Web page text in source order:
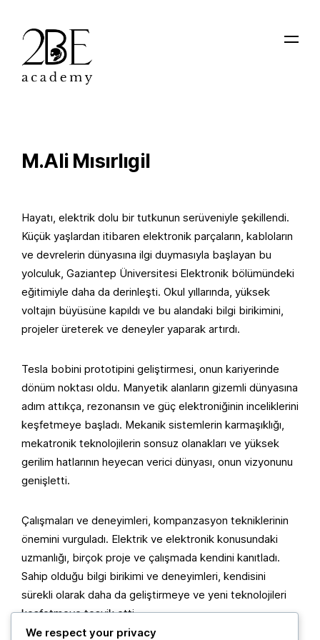
M.Ali Mısırlıgil
Hayatı, elektrik dolu bir tutkunun serüveniyle şekillendi.
Küçük yaşlardan itibaren elektronik parçaların, kabloların
ve devrelerin dünyasına ilgi duymasıyla başlayan bu
yolculuk, Gaziantep Üniversitesi Elektronik bölümündeki
eğitimiyle daha da derinleşti. Okul yıllarında, yüksek
voltajın büyüsüne kapıldı ve bu alandaki bilgi birikimini,
projeler üreterek ve deneyler yaparak artırdı.
Tesla bobini prototipini geliştirmesi, onun kariyerinde
dönüm noktası oldu. Manyetik alanların gizemli dünyasına
adım attıkça, rezonansın ve güç elektroniğinin inceliklerini
keşfetmeye başladı. Mekanik sistemlerin karmaşıklığı,
mekatronik teknolojilerin sonsuz olanakları ve yüksek
gerilim hatlarının heyecan verici dünyası, onun vizyonunu
genişletti.
Çalışmaları ve deneyimleri, kompanzasyon tekniklerinin
önemini vurguladı. Elektrik ve elektronik konusundaki
uzmanlığı, birçok proje ve çalışmada kendini kanıtladı.
Sahip olduğu bilgi birikimi ve deneyimleri, kendisini
sürekli olarak daha da geliştirmeye ve yeni teknolojileri
keşfetmeye teşvik etti.
We respect your privacy